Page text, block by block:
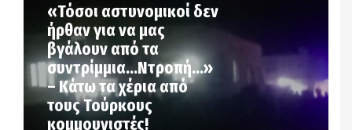
«Τόσοι αστυνομικοί δεν
ήρθαν για να μας
βγάλουν από τα
συντρίμμια…Ντροπή…»
– Κάτω τα χέρια από
τους Τούρκους
κομμουνιστές!